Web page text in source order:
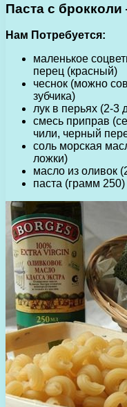
Паста с
Нам Потребуется:
маленькое
перец (красный)
чеснок (можно
зубчика)
лук в перьях (2-3
смесь приправ
чили, черный
соль морская
ложки)
масло из оливок
паста (грамм 250)